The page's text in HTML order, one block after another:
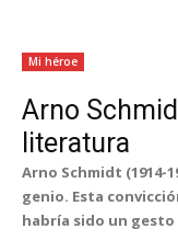
Mi héroe
Arno
literatura
Arno Schmidt (1914-
genio. Esta
habría sido un